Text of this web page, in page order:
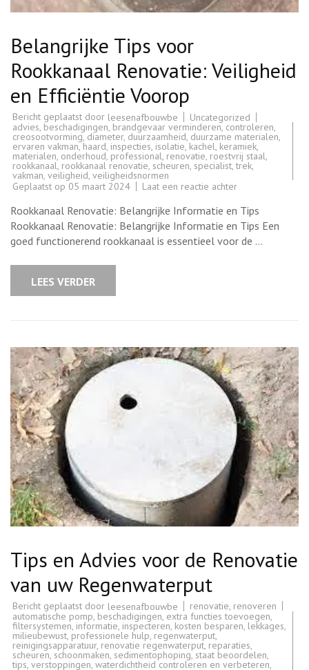
Belangrijke Tips voor
Rookkanaal Renovatie: Veiligheid
en Efficiëntie Voorop
Bericht geplaatst door leesenafbouwbe
Uncategorized
advies, beschadigingen, brandgevaar verminderen, controleren,
creosootvorming, diameter, duurzaamheid, duurzame materialen,
ervaren vakman, haard, inspecties, isolatie, kachel, keramiek,
materialen, onderhoud, professional, renovatie, roestvrij staal,
rookkanaal, rookkanaal renovatie, scheuren, specialist,trek,
vakman, veiligheid, veiligheidsnormen
Geplaatst op 05 maart 2024 Laat een reactie achterop
Tips
voor
Rookkanaal
Renovatie:
Veiligheid
Rookkanaal Renovatie: Belangrijke Informatie en Tips
Rookkanaal Renovatie: Belangrijke Informatie en Tips Een
goed functionerend rookkanaal is essentieel voor de …
LEES VERDER
Tips en Advies voor de Renovatie
van uw Regenwaterput
Bericht geplaatst door leesenafbouwbe renovatie, renoveren
automatische pomp, beschadigingen, extra functies toevoegen,
filtersystemen, informatie, inspecteren, kosten besparen, lekkages,
milieubewust, professionele hulp, regenwaterput,
reinigingsapparatuur, renovatie regenwaterput, reparaties,
scheuren, schoonmaken, sedimentophoping, staat beoordelen,
tips, verstoppingen, waterdichtheid controleren en verbeteren,